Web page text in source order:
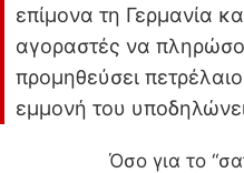
επίμονα τη Γερμανία
αγοραστές να
προμηθεύσει
εμμονή του
Όσο για το